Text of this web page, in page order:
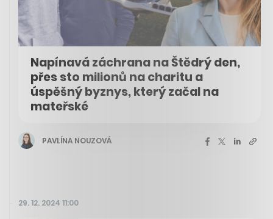
Napínavá záchrana na Štědrý den,
přes sto milionů na charitu a
úspěšný byznys, který začal na
mateřské
PAVLÍNA NOUZOVÁ
29. 12. 2024 11:00